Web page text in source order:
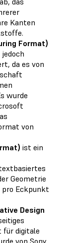
Kanten
Format)
da es von
wurde
von
ist ein
Geometrie
Eckpunkt
Design
für digitale
von Sony